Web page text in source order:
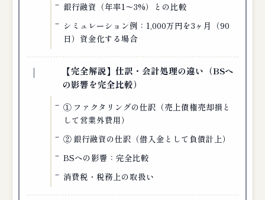
銀行融資（年率1〜3%）との比較
シミュレーション例：1,000万円を3ヶ月（90
日）資金化する場合
【完全解説】仕訳・会計処理の違い（BSへ
の影響を完全比較）
① ファクタリングの仕訳（売上債権売却損と
して営業外費用）
② 銀行融資の仕訳（借入金として負債計上）
BSへの影響：完全比較
消費税・税務上の取扱い